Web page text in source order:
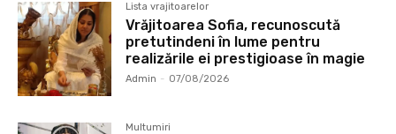
Lista vrajitoarelor
Vrăjitoarea Sofia, recunoscută
pretutindeni în lume pentru
realizările ei prestigioase în magie
Admin - 07/08/2026
Multumiri